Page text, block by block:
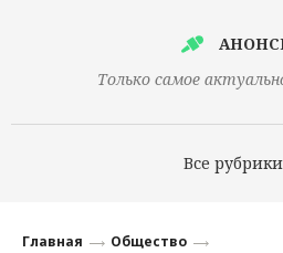
Только самое
Все рубрики
Главная
Общество